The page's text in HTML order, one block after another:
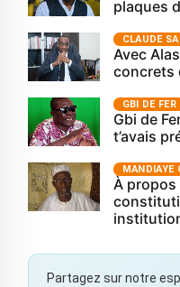
plaques
CLAUDE
Avec
concrets
GBI DE FER
Gbi de
t’avais
MANDIAYE
À propos
Partagez sur notre